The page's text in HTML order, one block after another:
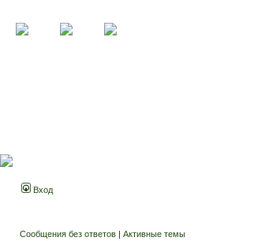
Вход
Сообщения без ответов | Активные темы